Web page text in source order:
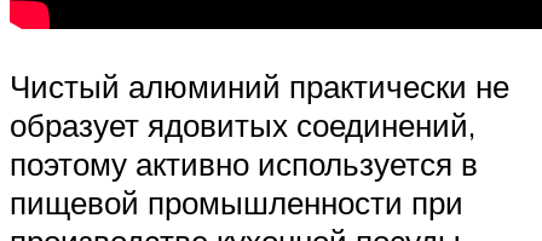
Чистый алюминий практически не
образует ядовитых соединений,
поэтому активно используется в
пищевой промышленности при